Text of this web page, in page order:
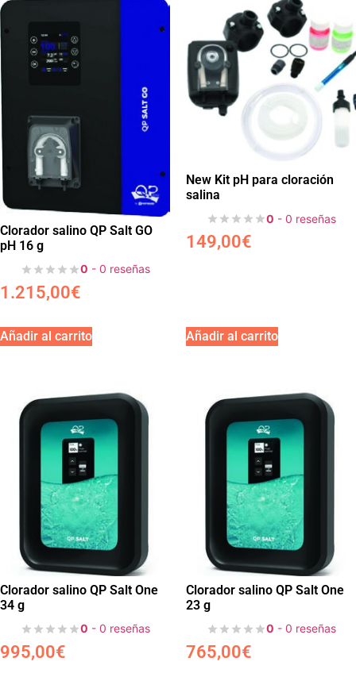
Clorador salino QP Salt GO
pH 16 g
0 - 0 reseñas
1.215,00€
Añadir al carrito
New Kit pH para cloración
salina
0 - 0 reseñas
149,00€
Añadir al carrito
Clorador salino QP Salt One
34 g
0 - 0 reseñas
995,00€
Clorador salino QP Salt One
23 g
0 - 0 reseñas
765,00€